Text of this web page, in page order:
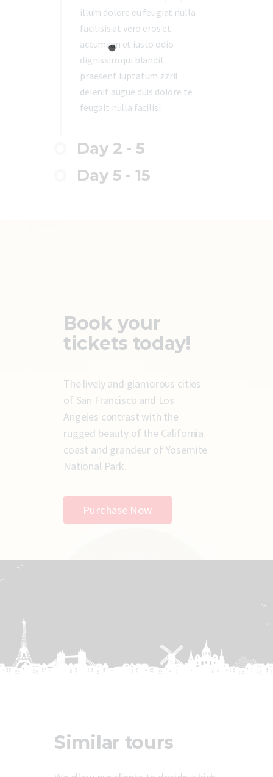
illum dolore eu feugiat nulla
facilisis at vero eros et
accumsan et iusto odio
dignissim qui blandit
praesent luptatum zzril
delenit augue duis dolore te
feugait nulla facilisi.
Day 2 - 5
Day 5 - 15
Book your
tickets today!
The lively and glamorous cities
of San Francisco and Los
Angeles contrast with the
rugged beauty of the California
coast and grandeur of Yosemite
National Park.
Purchase Now
Similar tours